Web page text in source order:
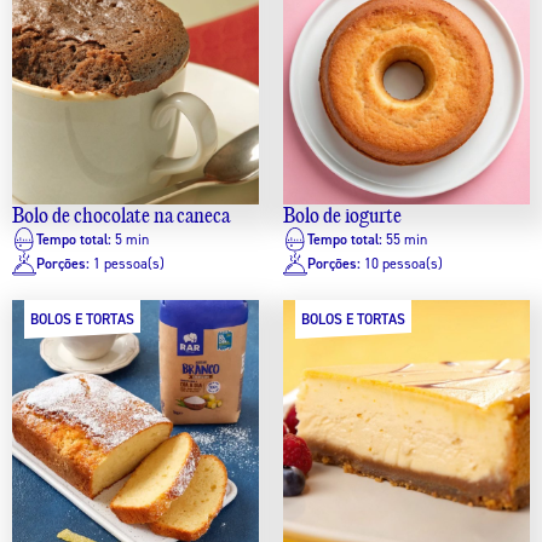
Bolo de chocolate na caneca
Tempo total: 5 min
Porções: 1 pessoa(s)
Bolo de iogurte
Tempo total: 55 min
Porções: 10 pessoa(s)
BOLOS E TORTAS BOLOS E TORTAS